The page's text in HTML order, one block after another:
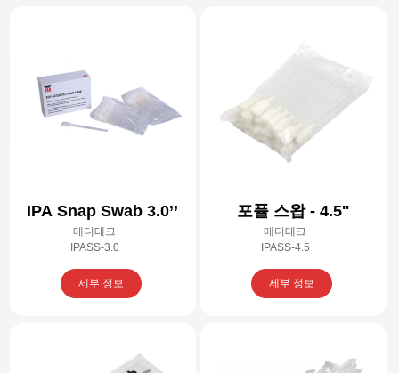
IPA Snap Swab 3.0’’
메디테크
IPASS-3.0
세부 정보
포퓰 스왑 - 4.5''
메디테크
IPASS-4.5
세부 정보